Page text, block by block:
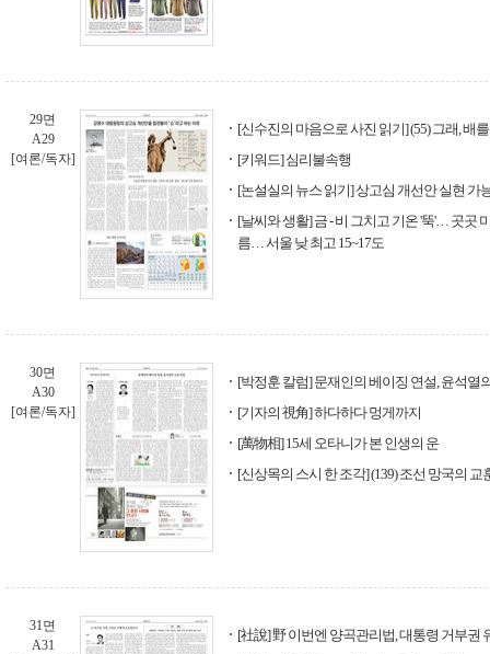
29면
A29
[여론/독자]
[신수진의 마음으로 사진 읽기] (55) 그래, 배
[키워드] 심리불속행
[논설실의 뉴스 읽기] 상고심 개선안 실현 가
[날씨와 생활] 금 - 비 그치고 기온 '뚝'… 곳곳
름… 서울 낮 최고 15~17도
30면
A30
[여론/독자]
[박정훈 칼럼] 문재인의 베이징 연설, 윤석열
[기자의 視角] 하다하다 멍게까지
[萬物相] 15세 오타니가 본 인생의 운
[신상목의 스시 한 조각] (139) 조선 망국의 교
31면
A31
[社說] 野 이번엔 양곡관리법, 대통령 거부권